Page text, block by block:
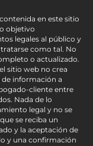
en este sitio
objetivo
legales al público y
como tal. No
o actualizado.
sitio web no crea
información a
cliente entre
Nada de lo
legal y no se
se reciba un
y la aceptación de
y una confirmación